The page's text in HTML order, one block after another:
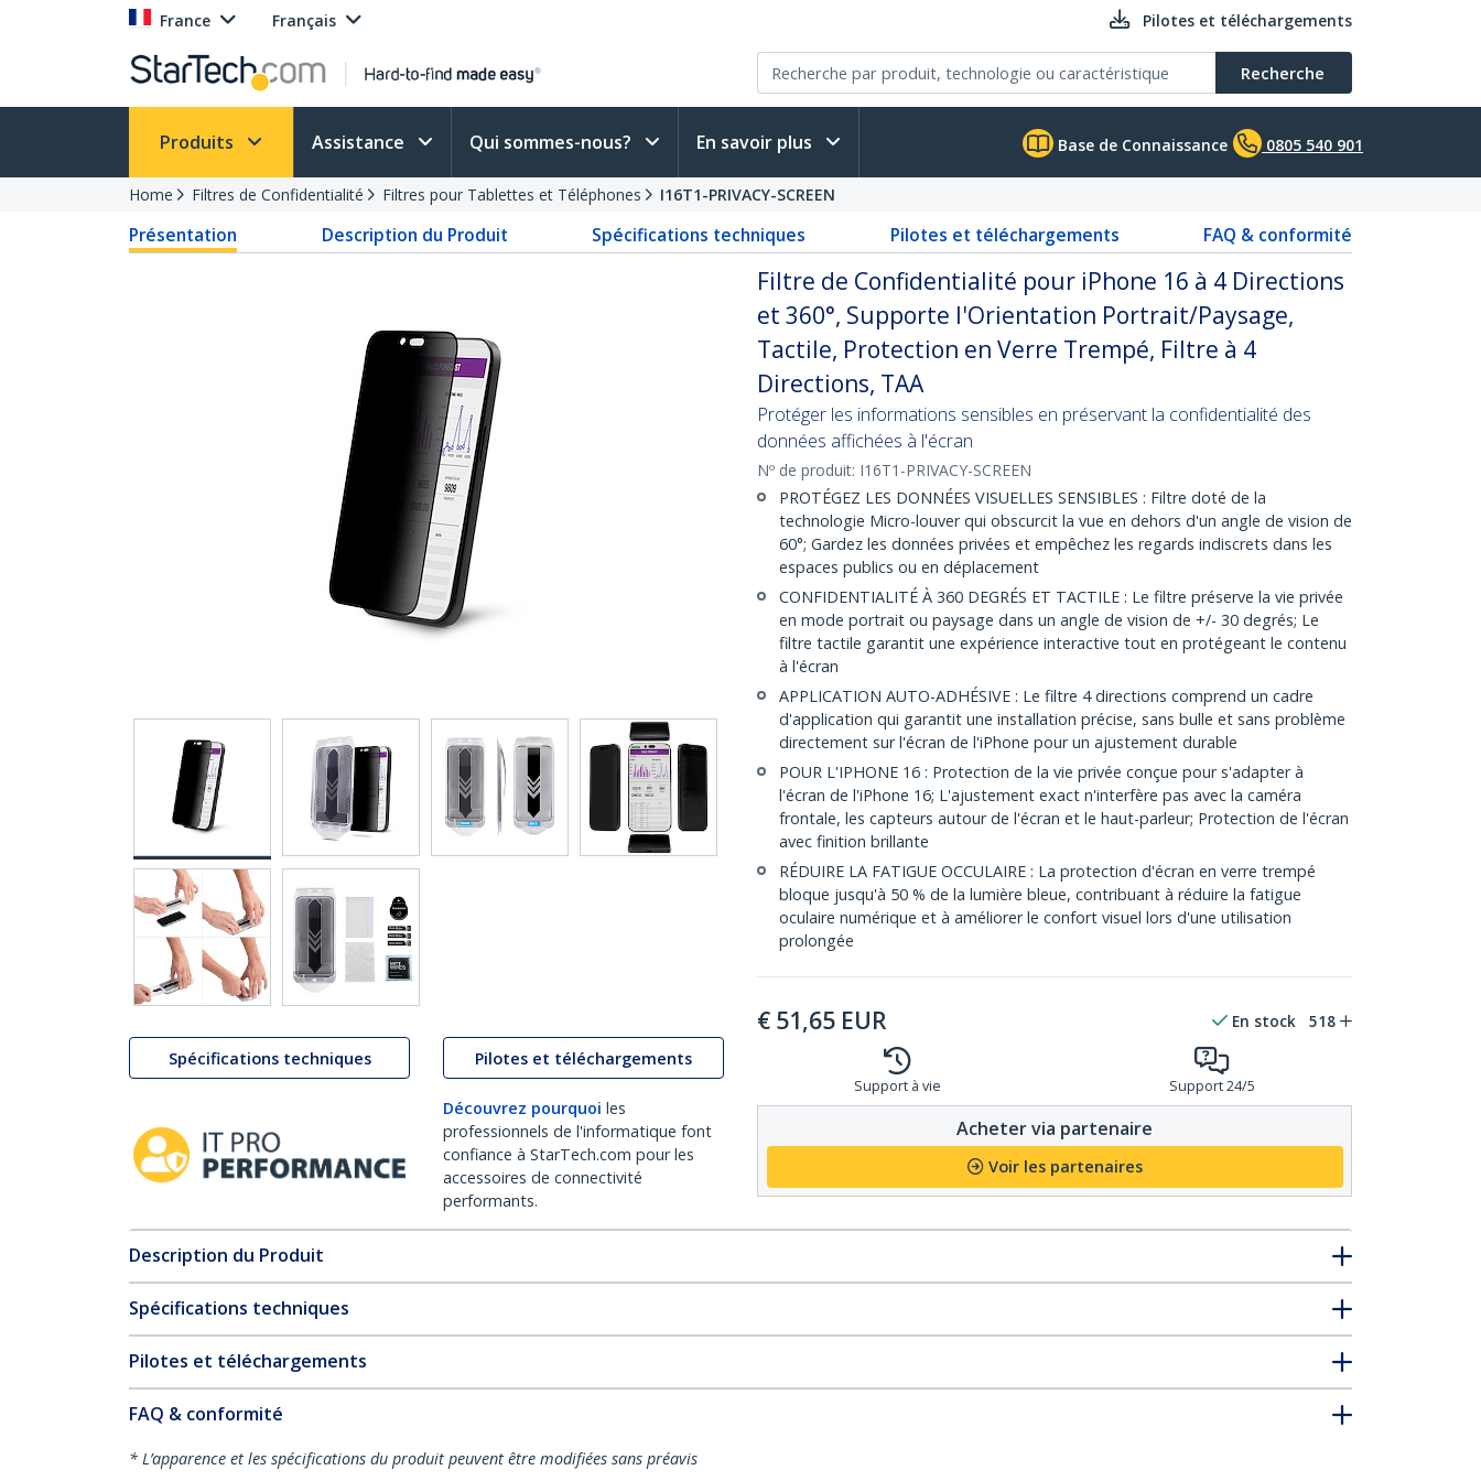
France Français Pilotes et téléchargements
Recherche
Produits Assistance Qui sommes-nous? En savoir plus Base de Connaissance 0805 540 901
Home Filtres de Confidentialité Filtres pour Tablettes et Téléphones I16T1-PRIVACY-SCREEN
Présentation Description du Produit Spécifications techniques Pilotes et téléchargements FAQ & conformité
Spécifications techniques Pilotes et téléchargements
Découvrez pourquoi les
professionnels de l'informatique font
confiance à StarTech.com pour les
accessoires de connectivité
performants.
Filtre de Confidentialité pour iPhone 16 à 4 Directions
et 360°, Supporte l'Orientation Portrait/Paysage,
Tactile, Protection en Verre Trempé, Filtre à 4
Directions, TAA
Protéger les informations sensibles en préservant la confidentialité des
données affichées à l'écran
Nº de produit: I16T1-PRIVACY-SCREEN
PROTÉGEZ LES DONNÉES VISUELLES SENSIBLES : Filtre doté de la
technologie Micro-louver qui obscurcit la vue en dehors d'un angle de vision de
60°; Gardez les données privées et empêchez les regards indiscrets dans les
espaces publics ou en déplacement
CONFIDENTIALITÉ À 360 DEGRÉS ET TACTILE : Le filtre préserve la vie privée
en mode portrait ou paysage dans un angle de vision de +/- 30 degrés; Le
filtre tactile garantit une expérience interactive tout en protégeant le contenu
à l'écran
APPLICATION AUTO-ADHÉSIVE : Le filtre 4 directions comprend un cadre
d'application qui garantit une installation précise, sans bulle et sans problème
directement sur l'écran de l'iPhone pour un ajustement durable
POUR L'IPHONE 16 : Protection de la vie privée conçue pour s'adapter à
l'écran de l'iPhone 16; L'ajustement exact n'interfère pas avec la caméra
frontale, les capteurs autour de l'écran et le haut-parleur; Protection de l'écran
avec finition brillante
RÉDUIRE LA FATIGUE OCCULAIRE : La protection d'écran en verre trempé
bloque jusqu'à 50 % de la lumière bleue, contribuant à réduire la fatigue
oculaire numérique et à améliorer le confort visuel lors d'une utilisation
prolongée
€ 51,65 EUR En stock 518
Support à vie Support 24/5
Acheter via partenaire
Voir les partenaires
Description du Produit
Spécifications techniques
Pilotes et téléchargements
FAQ & conformité
* L’apparence et les spécifications du produit peuvent être modifiées sans préavis